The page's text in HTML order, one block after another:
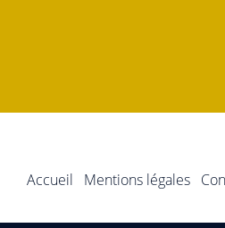
Accueil Mentions légales